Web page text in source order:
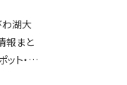
わ湖大
報まと
ット・同